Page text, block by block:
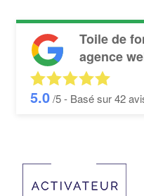
Toile de
agence
5.0/5 - Basé sur42